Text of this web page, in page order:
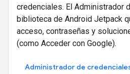
credenciales. El Administrador
biblioteca de Android Jetpack
acceso, contraseñas y
(como Acceder con Google).
Administrador de